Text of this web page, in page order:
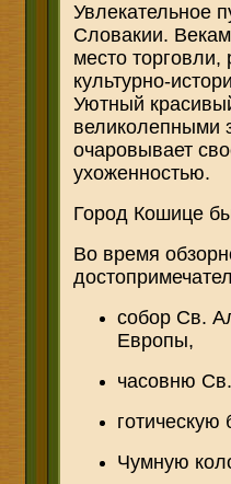
Увлекательное
Словакии.
место
культурно-
Уютный
великолепными
очаровывает
ухоженностью.
Город Кошице
Во время
собор Св.
Европы,
часовню
Чумную